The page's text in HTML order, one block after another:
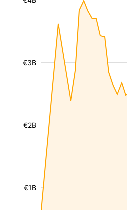
€1B
€2B
€3B